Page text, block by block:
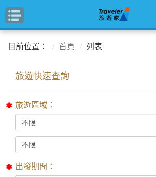
目前位置： 首頁 列表
旅遊區域：
出發期間：